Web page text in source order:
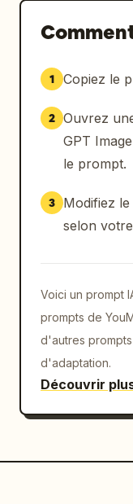
1 Copiez le
2 Ouvrez
GPT
le prompt.
3
Modifiez
selon
Voici un prompt
prompts de
d'autres
d'adaptation.
Découvrir